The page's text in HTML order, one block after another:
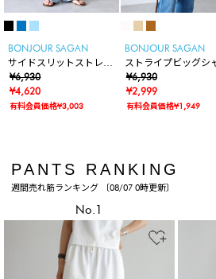
BONJOUR SAGAN
サイドスリットストレー
トデニム
¥6,930
¥4,620
有料会員価格¥3,003
BONJOUR SAGAN
ストライプビッグシ
¥6,930
¥2,999
有料会員価格¥1,949
PANTS RANKING
週間売れ筋ランキング 〔08/07 0時更新〕
No.1